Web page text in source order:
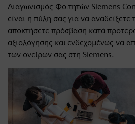
Διαγωνισμός Φοιτητών Siemens
είναι η πύλη σας για να αναδείξετε
αποκτήσετε πρόσβαση κατά
αξιολόγησης και ενδεχομένως να
των ονείρων σας στη Siemens.